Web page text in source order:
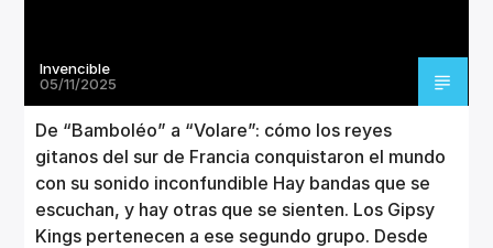
Invencible
05/11/2025
De “Bamboléo” a “Volare”: cómo los reyes
gitanos del sur de Francia conquistaron el mundo
con su sonido inconfundible Hay bandas que se
escuchan, y hay otras que se sienten. Los Gipsy
Kings pertenecen a ese segundo grupo. Desde